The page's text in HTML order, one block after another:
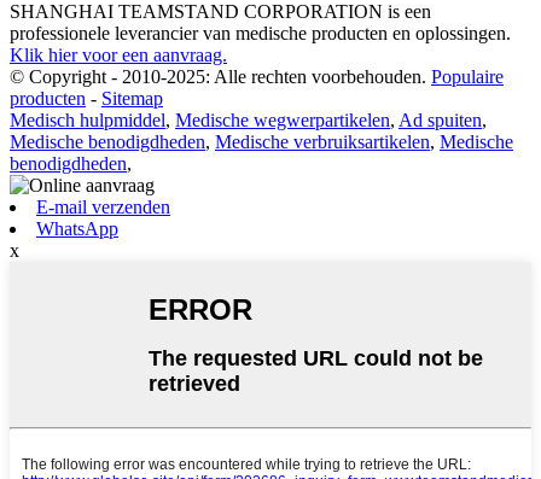
SHANGHAI TEAMSTAND CORPORATION is een
professionele leverancier van medische producten en oplossingen.
Klik hier voor een aanvraag.
© Copyright - 2010-2025: Alle rechten voorbehouden. Populaire
producten - Sitemap
Medisch hulpmiddel, Medische wegwerpartikelen, Ad spuiten,
Medische benodigdheden, Medische verbruiksartikelen, Medische
benodigdheden,
E-mail verzenden
WhatsApp
x